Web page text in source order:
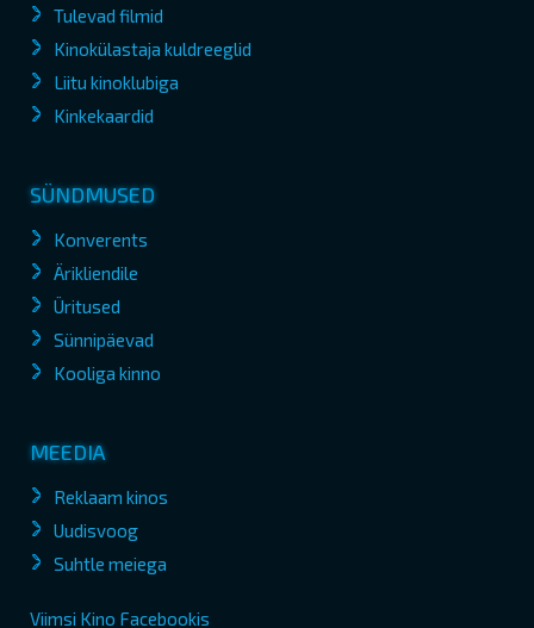
Tulevad filmid
Kinokülastaja kuldreeglid
Liitu kinoklubiga
Kinkekaardid
SÜNDMUSED
Konverents
Ärikliendile
Üritused
Sünnipäevad
Kooliga kinno
MEEDIA
Reklaam kinos
Uudisvoog
Suhtle meiega
Viimsi Kino Facebookis